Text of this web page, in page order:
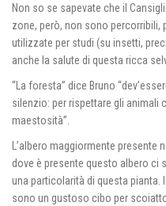
Non so se sapevate che il
zone, però, non sono percorribili,
utilizzate per studi (su insetti,
anche la salute di questa ricca
“La foresta” dice Bruno
silenzio: per rispettare gli animali
maestosità”.
L’albero maggiormente
dove è presente questo albero ci
una particolarità di questa
sono un gustoso cibo per